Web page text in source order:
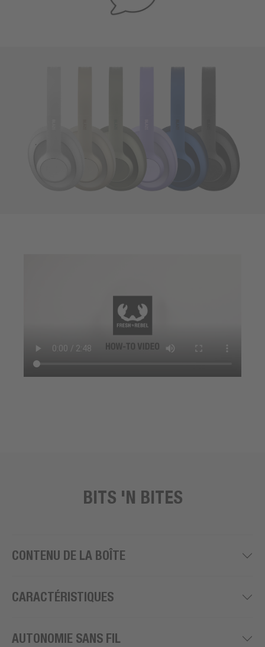
BITS 'N BITES
CONTENU DE LA BOÎTE
CARACTÉRISTIQUES
AUTONOMIE SANS FIL